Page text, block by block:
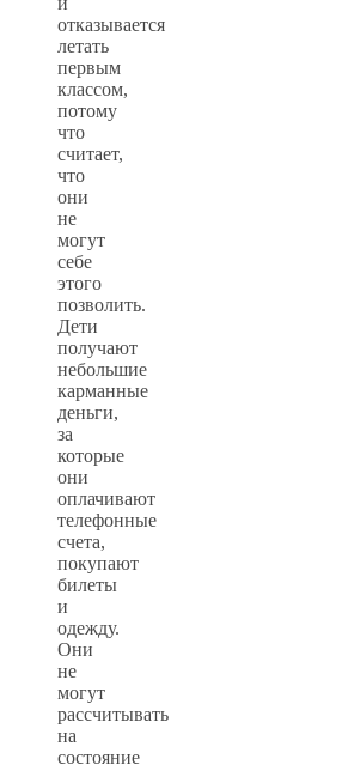
отказывается
летать
первым
классом,
потому
что
считает,
что
они
не
могут
себе
этого
позволить.
Дети
получают
небольшие
карманные
деньги,
за
которые
они
оплачивают
телефонные
счета,
покупают
билеты
и
одежду.
Они
не
могут
рассчитывать
на
состояние